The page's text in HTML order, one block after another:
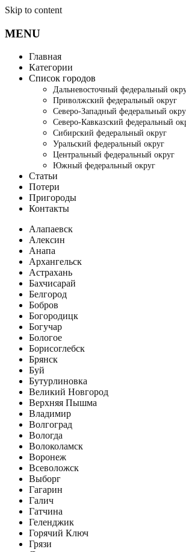
Skip to content
MENU
Главная
Категории
Список городов
Дальневосточный федеральный
Приволжский федеральный округ
Северо-Западный федеральный
Северо-Кавказский федеральный
Сибирский федеральный округ
Уральский федеральный округ
Центральный федеральный округ
Южный федеральный округ
Статьи
Потери
Пригороды
Контакты
Алапаевск
Алексин
Анапа
Архангельск
Астрахань
Бахчисарай
Белгород
Бобров
Богородицк
Богучар
Бологое
Борисоглебск
Брянск
Буй
Бутурлиновка
Великий Новгород
Верхняя Пышма
Владимир
Волгоград
Вологда
Волоколамск
Воронеж
Всеволожск
Выборг
Гагарин
Галич
Гатчина
Геленджик
Горячий Ключ
Грязи